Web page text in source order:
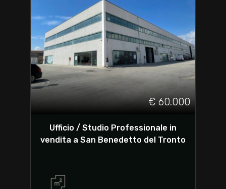
€ 60.000
Ufficio / Studio Professionale in
vendita a San Benedetto del Tronto